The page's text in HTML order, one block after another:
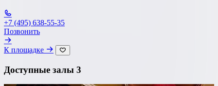
+7 (495) 638-55-35
Позвонить
К площадке
Доступные залы 3